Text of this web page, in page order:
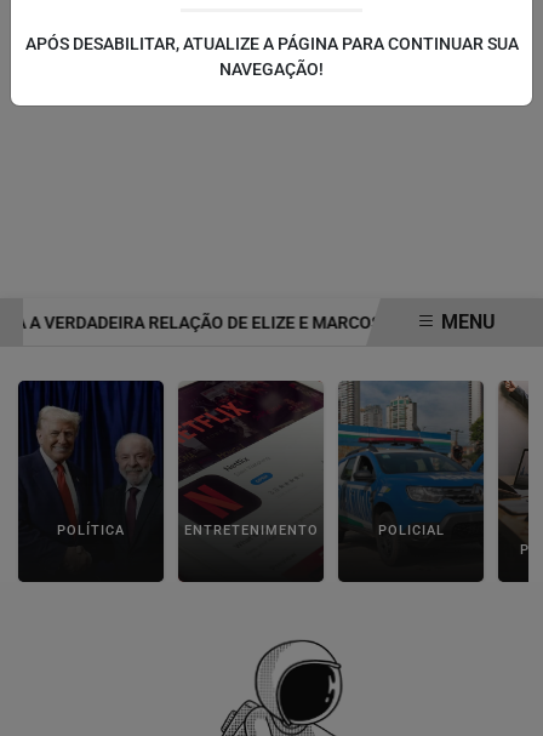
A VERDADEIRA RELAÇÃO DE ELIZE E MARCOS MATSUNAGA ANTES
MENU
POLÍTICA ENTRETENIMENTO POLICIAL
APÓS DESABILITAR, ATUALIZE A PÁGINA PARA CONTINUAR SUA
NAVEGAÇÃO!